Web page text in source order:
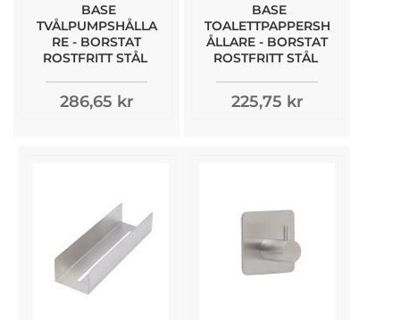
BASE
TVÅLPUMPSHÅLLA
RE - BORSTAT
ROSTFRITT STÅL
286,65 kr
BASE
TOALETTPAPPERSH
ÅLLARE - BORSTAT
ROSTFRITT STÅL
225,75 kr